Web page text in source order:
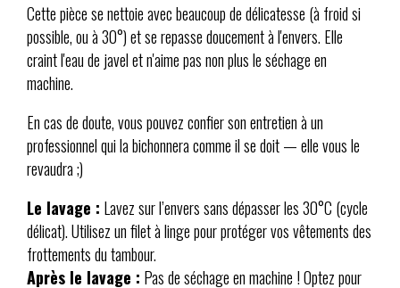
Cette pièce se nettoie avec beaucoup de délicatesse (à froid si
possible, ou à 30°) et se repasse doucement à l'envers. Elle
craint l'eau de javel et n'aime pas non plus le séchage en
machine.
En cas de doute, vous pouvez confier son entretien à un
professionnel qui la bichonnera comme il se doit — elle vous le
revaudra ;)
Le lavage : Lavez sur l’envers sans dépasser les 30°C (cycle
délicat). Utilisez un filet à linge pour protéger vos vêtements des
frottements du tambour.
Après le lavage : Pas de séchage en machine ! Optez pour